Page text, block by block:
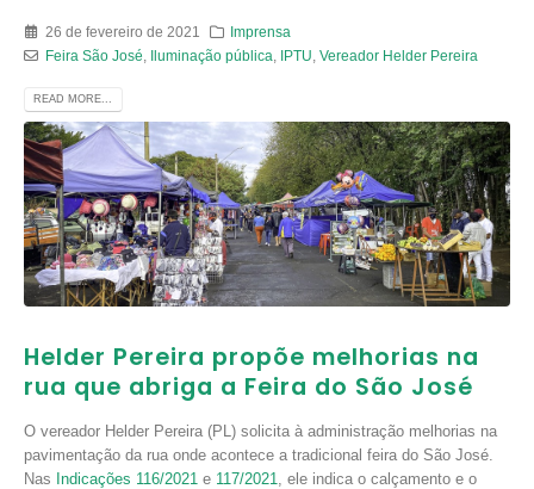
26 de fevereiro de 2021
Imprensa
Feira São José
Iluminação pública IPTU Vereador Helder Pereira
READ MORE...
Helder Pereira propõe melhorias na
rua que abriga a Feira do São José
O vereador Helder Pereira (PL) solicita à administração melhorias na
pavimentação da rua onde acontece a tradicional feira do São José.
Nas Indicações 116/2021 e 117/2021
, ele indica o calçamento e o